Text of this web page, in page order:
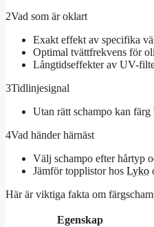
2Vad som är oklart
Exakt effekt av specifika
Optimal tvättfrekvens för
Långtidseffekter av UV-
3Tidlinjesignal
Utan rätt schampo kan
4Vad händer härnäst
Välj schampo efter hårtyp
Jämför topplistor hos Lyko
Här är viktiga fakta om
Egenskap